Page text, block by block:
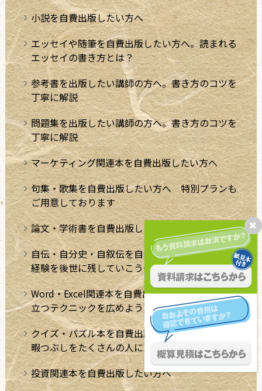
小説を自費出版したい方へ
エッセイや随筆を自費出版したい方へ。読まれる
エッセイの書き方とは？
参考書を出版したい講師の方へ。書き方のコツを
丁寧に解説
問題集を出版したい講師の方へ。書き方のコツを
丁寧に解説
マーケティング関連本を自費出版したい方へ
句集・歌集を自費出版したい方へ 特別プランも
ご用意しております
論文・学術書を自費出版したい方へ
自伝・自分史・自叙伝を自費出版したい方へ ～
経験を後世に残していこう～
Word・Excel関連本を自費出版したい方へ。【役
立つテクニックを広めよう】
クイズ・パズル本を自費出版したい方へ【極上の
暇つぶしをたくさんの人に】
投資関連本を自費出版したい方へ